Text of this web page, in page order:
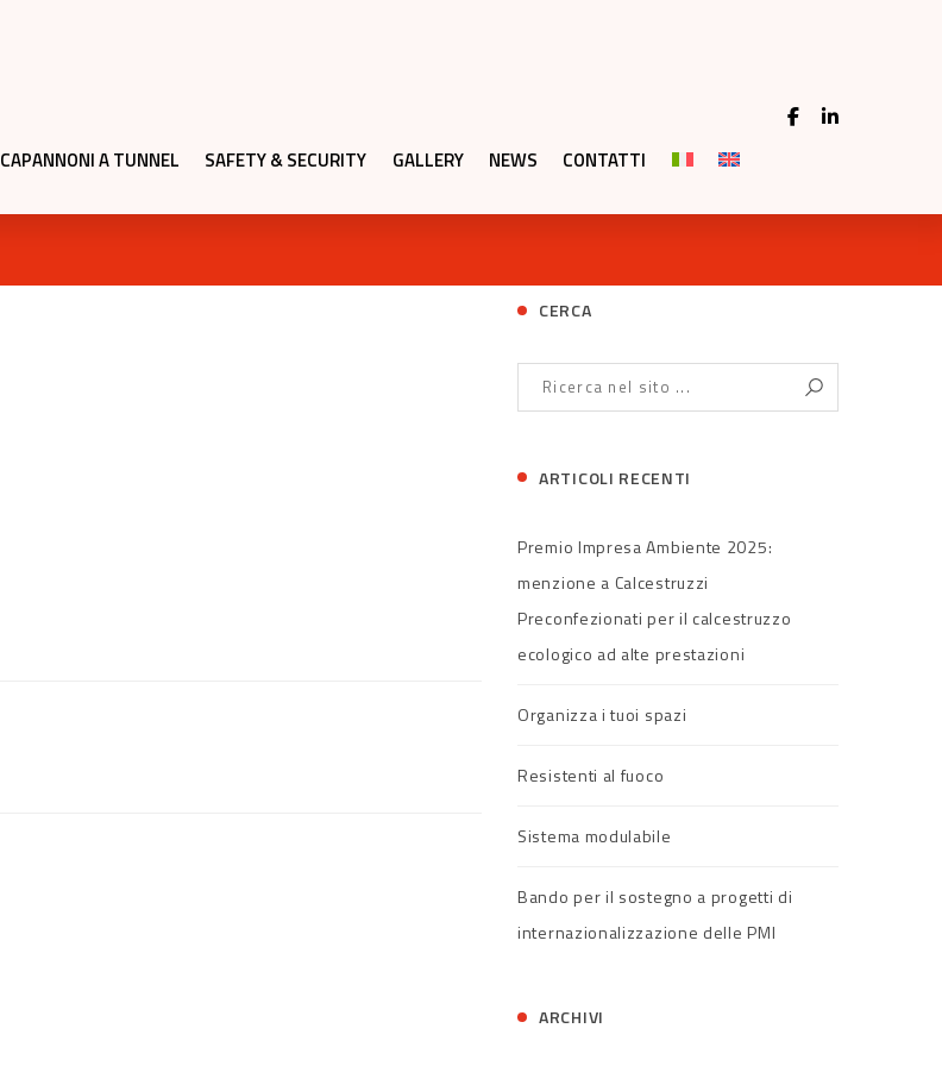
CAPANNONI A TUNNEL SAFETY & SECURITY GALLERY NEWS CONTATTI
CERCA
ARTICOLI RECENTI
Premio Impresa Ambiente 2025:
menzione a Calcestruzzi
Preconfezionati per il calcestruzzo
ecologico ad alte prestazioni
Organizza i tuoi spazi
Resistenti al fuoco
Sistema modulabile
Bando per il sostegno a progetti di
internazionalizzazione delle PMI
ARCHIVI